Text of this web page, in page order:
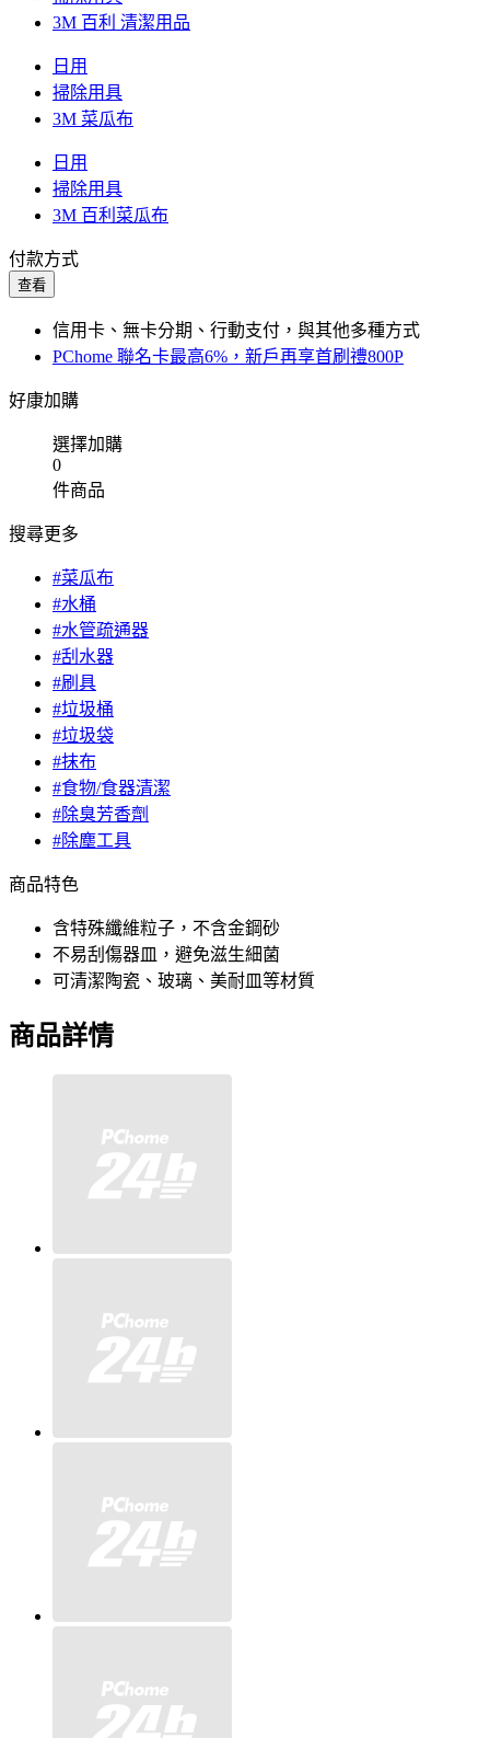
3M 百利 清潔用品
日用
掃除用具
3M 菜瓜布
日用
掃除用具
3M 百利菜瓜布
付款方式
查看
信用卡、無卡分期、行動支付，與其他多種方式
PChome 聯名卡最高6%，新戶再享首刷禮800P
好康加購
選擇加購
0
件商品
搜尋更多
#菜瓜布
#水桶
#水管疏通器
#刮水器
#刷具
#垃圾桶
#垃圾袋
#抹布
#食物/食器清潔
#除臭芳香劑
#除塵工具
商品特色
含特殊纖維粒子，不含金鋼砂
不易刮傷器皿，避免滋生細菌
可清潔陶瓷、玻璃、美耐皿等材質
商品詳情